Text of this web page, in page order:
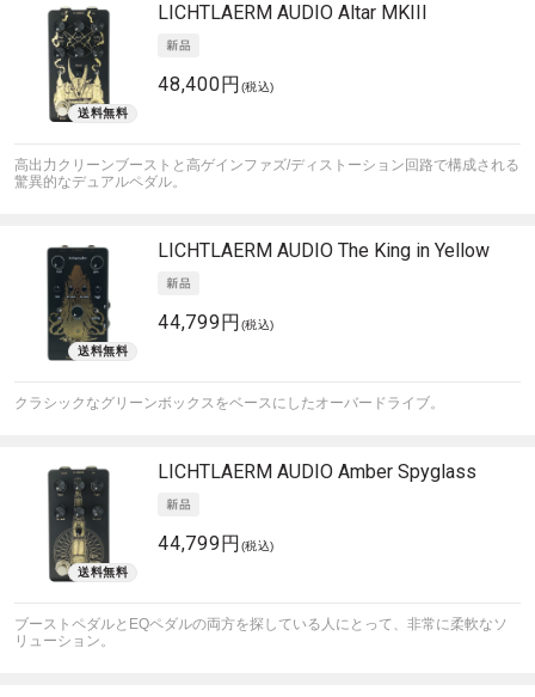
LICHTLAERM AUDIO Altar MKIII
48,400円 (税込)
高出力クリーンブーストと高ゲインファズ/ディストーション回路で構成される
驚異的なデュアルペダル。
LICHTLAERM AUDIO The King in Yellow
44,799円 (税込)
クラシックなグリーンボックスをベースにしたオーバードライブ。
LICHTLAERM AUDIO Amber Spyglass
44,799円 (税込)
ブーストペダルとEQペダルの両方を探している人にとって、非常に柔軟なソ
リューション。